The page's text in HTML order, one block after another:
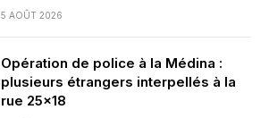
5 AOÛT 2026
Opération de police à la Médina :
plusieurs étrangers interpellés à la
rue 25×18